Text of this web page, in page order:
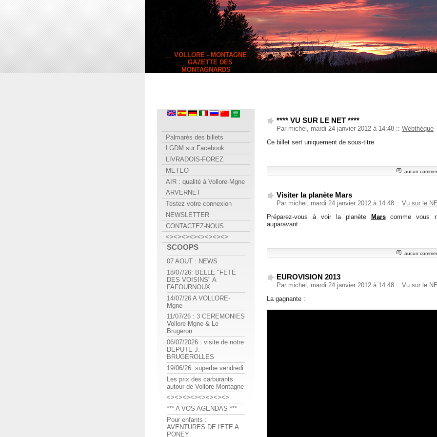
__ VOLLORE - MONTAGNE
__ GAZETTE DES
MONTAGNARDS
**** VU SUR LE NET ****
Par michel, mardi 24 janvier 2012 à 14:48 :: Webthèque
Ce billet sert uniquement de sous-titre
aucun
Visiter la planète Mars
Par michel, mardi 24 janvier 2012 à 14:48 :: Vu sur le
Préparez-vous à voir la planète
Marscomme vous
auparavant :
aucun
EUROVISION 2013
Par michel, mardi 24 janvier 2012 à 14:48 :: Vu sur le
La gagnante :
Palmarès des billets
LGDM sur Facebook
LIVRADOIS-FOREZ
METEO
AIR : qualité à Vollore-Mgne
ARVERNET
Testez votre connexion
NEWSLETTER
CONTACTEZ-NOUS
<><><><><><><><>
SCOOPS
07 AOUT : NEWS
18/07/26: BELLE "FETE
DES VOISINS" A
FAFOURNOUX
14/07/26 A VOLLORE-
Mgne
11/07/26 : 3 CEREMONIES
Vollore-Mgne & Le
Brugeron
06/07/2026 : visite de notre
DEPUTE J.
BRUGEROLLES
19/06/26: superbe vendredi
Les prix des carburants
autour de Vollore-Montagne
<><><><><><><><>
*** A VOS AGENDAS ***
Pour enfants :
AVENTURES DE l'ETE A
PONEY